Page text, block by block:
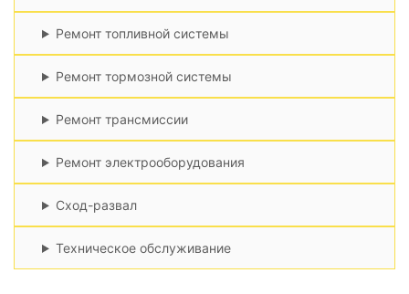
Ремонт топливной системы
Ремонт тормозной системы
Ремонт трансмиссии
Ремонт электрооборудования
Сход-развал
Техническое обслуживание